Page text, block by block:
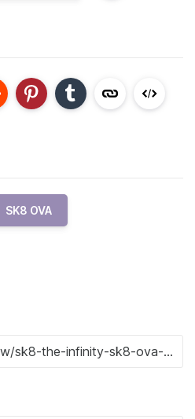
SK8 OVA